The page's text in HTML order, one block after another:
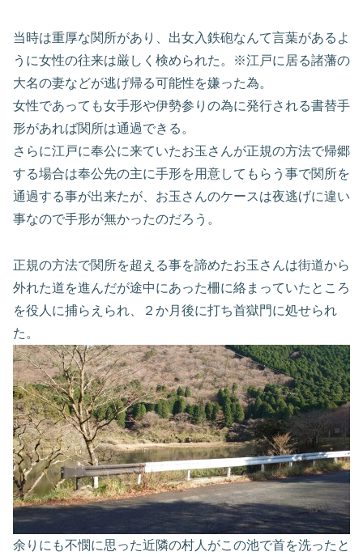
当時は重厚な関所があり、出女入鉄砲なんて言葉があるよ
うに女性の往来は厳しく検められた。※江戸に居る諸藩の
大名の妻などが逃げ帰る可能性を嫌った為。
女性であっても女手形や伊勢参りの為に発行される書替手
形があれば関所は通過できる。
さらに江戸に奉公に来ていたお玉さんが正規の方法で帰郷
する場合は奉公先の主に手形を用意してもらう事で関所を
通過する事が出来たが、お玉さんのケースは夜逃げに違い
事なので手形が無かったのだろう。
正規の方法で関所を超える事を諦めたお玉さんは街道から
外れた道を進んだが途中にあった柵に絡まっていたところ
を役人に捕らえられ、２か月後に打ち首獄門に処せられ
た。
余りにも不憫に思った近隣の村人がこの池で首を洗ったと